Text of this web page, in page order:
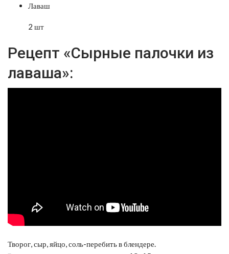
Лаваш
2 шт
Рецепт «Сырные палочки из
лаваша»:
Творог, сыр, яйцо, соль-перебить в блендере.